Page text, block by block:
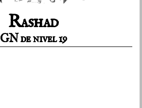
Rashad
GN de nivel 19